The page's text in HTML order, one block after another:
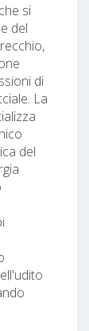
si
del
di
La
del